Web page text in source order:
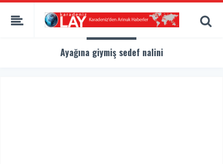
Ayağına giymiş sedef nalini